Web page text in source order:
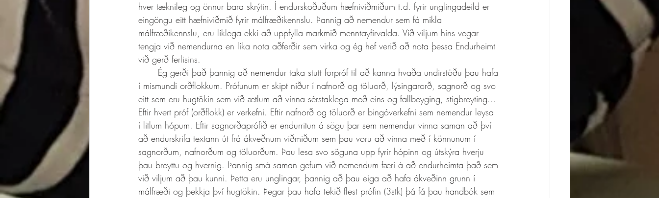
hver tæknileg og önnur bara skrýtin. Í endurskoðuðum hæfniviðmiðum t.d. fyrir unglingadeild er
eingöngu eitt hæfniviðmið fyrir málfræðikennslu. Þannig að nemendur sem fá mikla
málfræðikennslu, eru líklega ekki að uppfylla markmið menntayfirvalda. Við viljum hins vegar
tengja við nemendurna en líka nota aðferðir sem virka og ég hef verið að nota þessa Endurheimt
við gerð ferlisins.
í mismundi orðflokkum. Prófunum er skipt niður í nafnorð og töluorð, lýsingarorð, sagnorð og svo
eitt sem eru hugtökin sem við ætlum að vinna sérstaklega með eins og fallbeyging, stigbreyting...
Eftir hvert próf (orðflokk) er verkefni. Eftir nafnorð og töluorð er bingóverkefni sem nemendur leysa
í litlum hópum. Eftir sagnorðaprófið er endurritun á sögu þar sem nemendur vinna saman að því
að endurskrifa textann út frá ákveðnum viðmiðum sem þau voru að vinna með í könnunum í
sagnorðum, nafnorðum og töluorðum. Þau lesa svo söguna upp fyrir hópinn og útskýra hverju
þau breyttu og hvernig. Þannig smá saman gefum við nemendum færi á að endurheimta það sem
við viljum að þau kunni. Þetta eru unglingar, þannig að þau eiga að hafa ákveðinn grunn í
málfræði og þekkja því hugtökin. Þegar þau hafa tekið flest prófin (3stk) þá fá þau handbók sem